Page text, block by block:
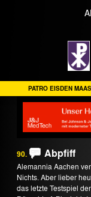
PATRO EISDEN
90. Abpfiff
Alemannia Aachen
Nichts. Aber lieber
das letzte Testspiel